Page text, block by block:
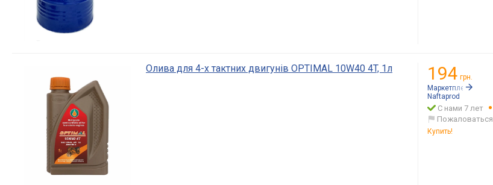
Олива для 4-х тактних двигунів OPTIMAL 10W40 4T, 1л 194 грн.
Маркетплейс:
Naftaprod
С нами 7 лет
Пожаловаться
Купить!